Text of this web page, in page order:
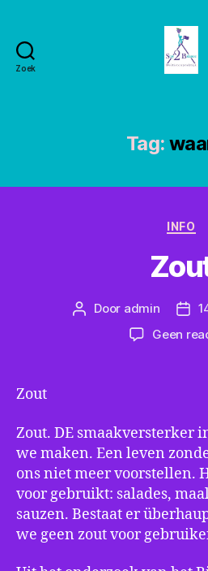
Zoek
Tag:
INFO
Berichtauteur
Door admin
Geen
Zout
Zout. DE smaakversterker
we maken. Een leven
ons niet meer voorstellen.
voor gebruikt: salades,
sauzen. Bestaat er
we geen zout voor